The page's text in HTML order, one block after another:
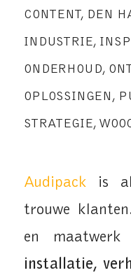
CONTENT , DEN
INDUSTRIE,
ONDERHOUD,
OPLOSSINGEN ,
STRATEGIE,
Audipack is al
trouwe
en maatwerk
installatie,